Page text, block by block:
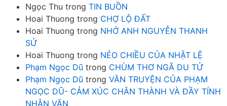
Ngọc Thu trong TIN BUỒN
Hoai Thuong trong CHỢ LỘ ĐẤT
Hoai Thuong trong NHỚ ANH NGUYỄN THANH
SỬ
Hoai Thuong trong NẺO CHIỀU CỦA NHẬT LỆ
Phạm Ngọc Dũ trong CHÙM THƠ NGÃ DU TỬ
Phạm Ngọc Dũ trong VĂN TRUYỆN CỦA PHẠM
NGỌC DŨ- CẢM XÚC CHÂN THÀNH VÀ ĐẦY TÍNH
NHÂN VĂN